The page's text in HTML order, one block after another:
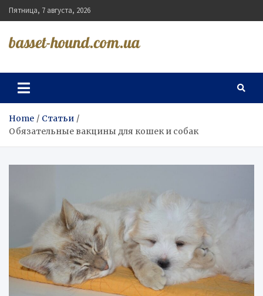
Skip
to
Пятница, 7 августа, 2026
basset-hound.com.ua
Home
Статьи
Обязательные вакцины для кошек и собак